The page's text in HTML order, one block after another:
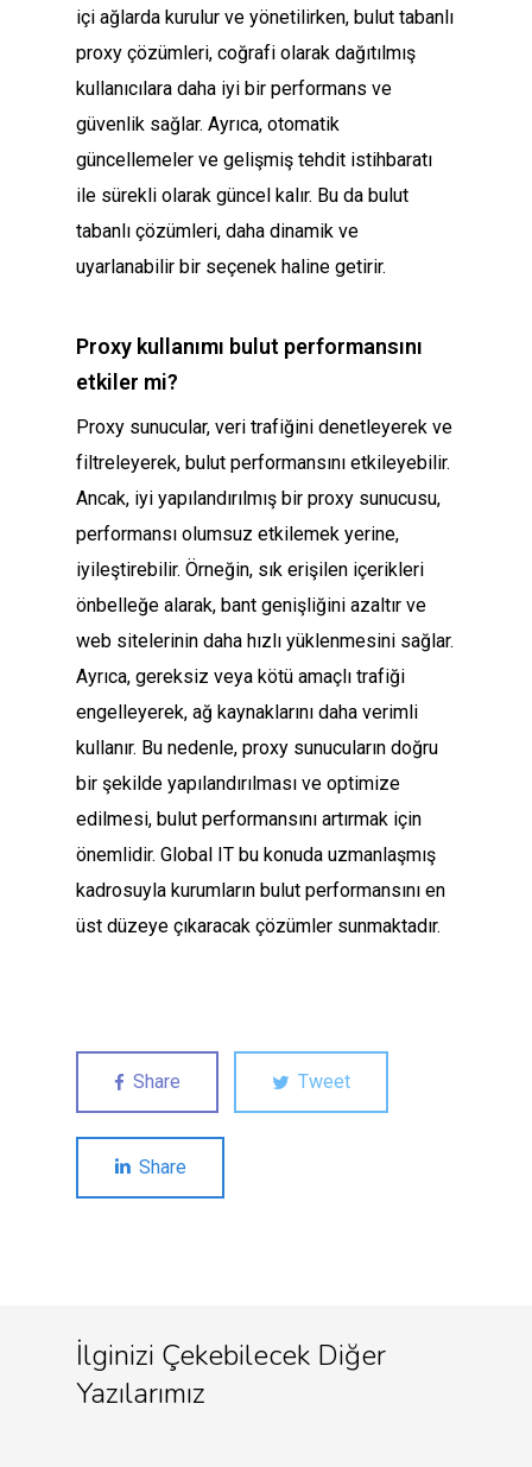
içi ağlarda kurulur ve yönetilirken, bulut tabanlı
proxy çözümleri, coğrafi olarak dağıtılmış
kullanıcılara daha iyi bir performans ve
güvenlik sağlar. Ayrıca, otomatik
güncellemeler ve gelişmiş tehdit istihbaratı
ile sürekli olarak güncel kalır. Bu da bulut
tabanlı çözümleri, daha dinamik ve
uyarlanabilir bir seçenek haline getirir.
Proxy kullanımı bulut performansını
etkiler mi?
Proxy sunucular, veri trafiğini denetleyerek ve
filtreleyerek, bulut performansını etkileyebilir.
Ancak, iyi yapılandırılmış bir proxy sunucusu,
performansı olumsuz etkilemek yerine,
iyileştirebilir. Örneğin, sık erişilen içerikleri
önbelleğe alarak, bant genişliğini azaltır ve
web sitelerinin daha hızlı yüklenmesini sağlar.
Ayrıca, gereksiz veya kötü amaçlı trafiği
engelleyerek, ağ kaynaklarını daha verimli
kullanır. Bu nedenle, proxy sunucuların doğru
bir şekilde yapılandırılması ve optimize
edilmesi, bulut performansını artırmak için
önemlidir. Global IT bu konuda uzmanlaşmış
kadrosuyla kurumların bulut performansını en
üst düzeye çıkaracak çözümler sunmaktadır.
Share Tweet
Share
İlginizi Çekebilecek Diğer
Yazılarımız